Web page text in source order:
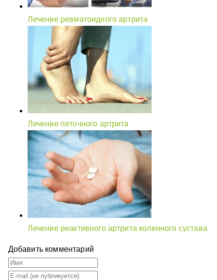
Лечение ревматоидного артрита
Лечение пяточного артрита
Лечение реактивного артрита коленного сустава
Добавить комментарий